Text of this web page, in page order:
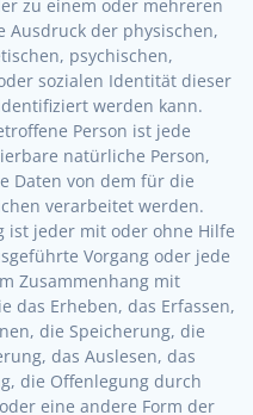
zu einem oder mehreren
Ausdruck der physischen,
psychischen,
sozialen Identität dieser
werden kann.
Person ist jede
natürliche Person,
Daten von dem für die
verarbeitet werden.
jeder mit oder ohne Hilfe
Vorgang oder jede
Zusammenhang mit
das Erheben, das Erfassen,
die Speicherung, die
das Auslesen, das
die Offenlegung durch
eine andere Form der